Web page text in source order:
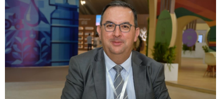
Circuits touristiques
Tourisme
Régions